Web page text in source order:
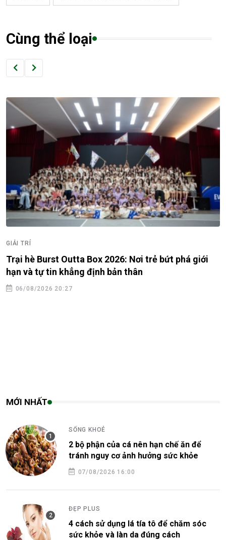
Cùng thể loại
GIẢI TRÍ
Duniverse “chơi lớn” mời hai nàng hậu nhà Sen
đi tìm “Chỗ đứng” khó tại bến xe
MỚI NHẤT
SỐNG KHOẺ
2 bộ phận của cá nên hạn chế ăn để
tránh nguy cơ ảnh hưởng sức khỏe
07/08/2026 16:00
ĐẸP PLUS
4 cách sử dụng lá tía tô để chăm sóc
sức khỏe và làn da đúng cách